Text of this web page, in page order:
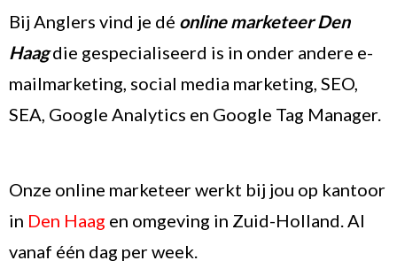
Bij Anglers vind je dé online marketeer Den
Haagdie gespecialiseerd is in onder andere e-
mailmarketing, social media marketing, SEO,
SEA, Google Analytics en Google Tag Manager.
Onze online marketeer werkt bij jou op kantoor
in Den Haag en omgeving in Zuid-Holland. Al
vanaf één dag per week.